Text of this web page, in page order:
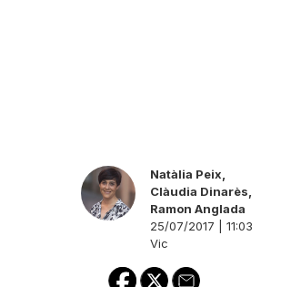
Natàlia Peix,
Clàudia Dinarès,
Ramon Anglada
25/07/2017 | 11:03
Vic